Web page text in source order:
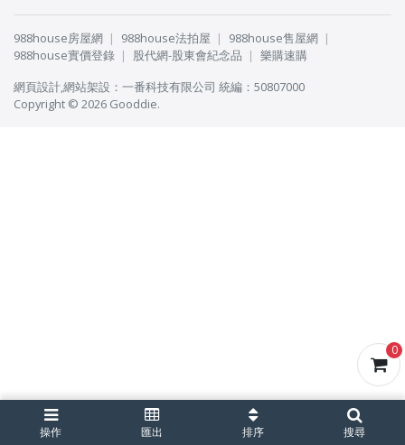
0
操作 匯出 排序 搜尋
988house房屋網 988house法拍屋
988house售屋網
988house實價登錄
股代網-股東會紀念品
樂購速購
網頁設計,網站架設 ： 一番科技有限公司 統編：50807000
Copyright © 2026 Gooddie.